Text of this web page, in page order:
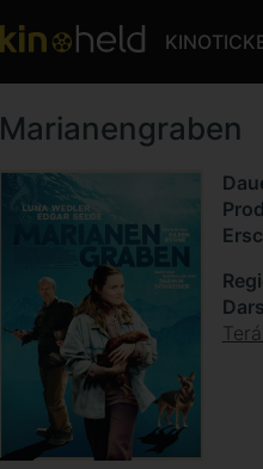
Marianengraben